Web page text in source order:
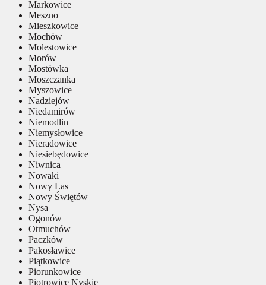
Markowice
Meszno
Mieszkowice
Mochów
Molestowice
Morów
Mostówka
Moszczanka
Myszowice
Nadziejów
Niedamirów
Niemodlin
Niemysłowice
Nieradowice
Niesiebędowice
Niwnica
Nowaki
Nowy Las
Nowy Świętów
Nysa
Ogonów
Otmuchów
Paczków
Pakosławice
Piątkowice
Piorunkowice
Piotrowice Nyskie